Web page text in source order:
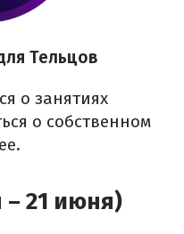
Тельцов
о занятиях
о собственном
– 21 июня)